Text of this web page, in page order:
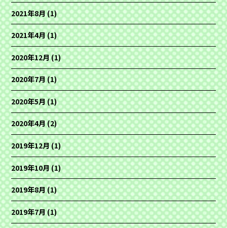
2021年8月(1)
2021年4月(1)
2020年12月(1)
2020年7月(1)
2020年5月(1)
2020年4月(2)
2019年12月(1)
2019年10月(1)
2019年8月(1)
2019年7月(1)